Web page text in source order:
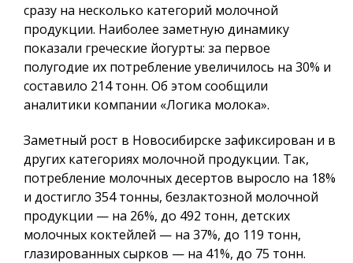
сразу на несколько категорий молочной
продукции. Наиболее заметную динамику
показали греческие йогурты: за первое
полугодие их потребление увеличилось на 30% и
составило 214 тонн. Об этом сообщили
аналитики компании «Логика молока».
Заметный рост в Новосибирске зафиксирован и в
других категориях молочной продукции. Так,
потребление молочных десертов выросло на 18%
и достигло 354 тонны, безлактозной молочной
продукции — на 26%, до 492 тонн, детских
молочных коктейлей — на 37%, до 119 тонн,
глазированных сырков — на 41%, до 75 тонн.